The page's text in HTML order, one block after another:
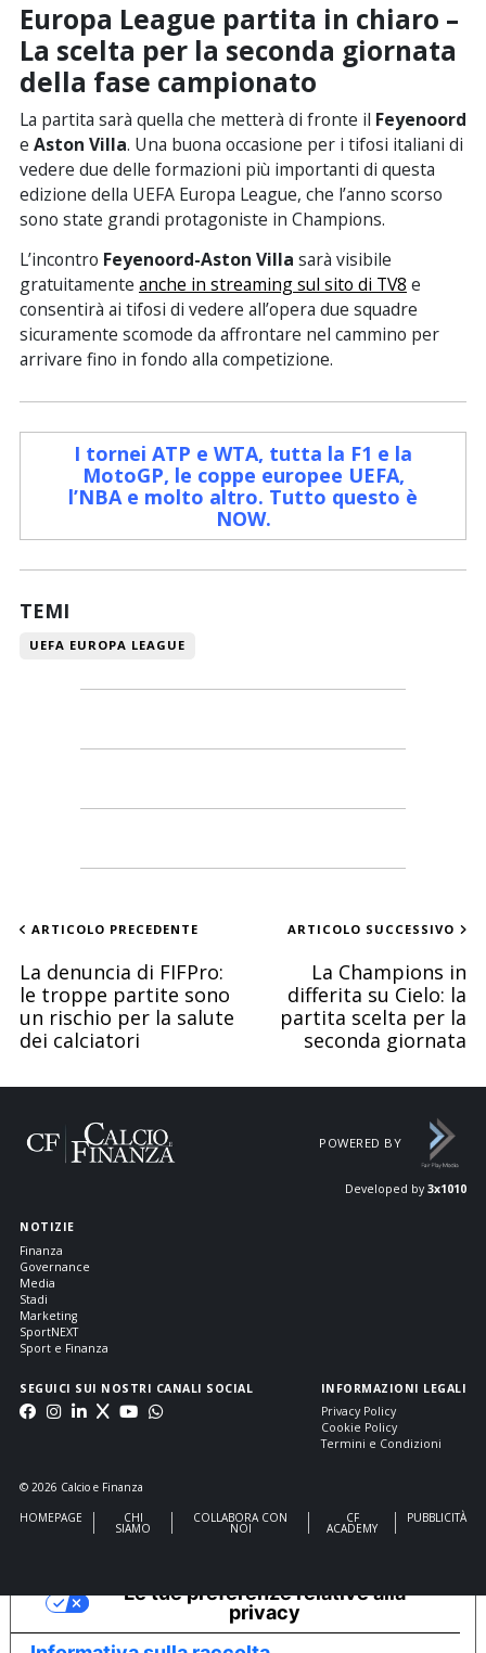
Europa League partita in chiaro –
La scelta per la seconda giornata
della fase campionato
La partita sarà quella che metterà di fronte il Feyenoord
e Aston Villa. Una buona occasione per i tifosi italiani di
vedere due delle formazioni più importanti di questa
edizione della UEFA Europa League, che l’anno scorso
sono state grandi protagoniste in Champions.
L’incontro Feyenoord-Aston Villa sarà visibile
gratuitamente anche in streaming sul sito di TV8 e
consentirà ai tifosi di vedere all’opera due squadre
sicuramente scomode da affrontare nel cammino per
arrivare fino in fondo alla competizione.
I tornei ATP e WTA, tutta la F1 e la
MotoGP, le coppe europee UEFA,
l’NBA e molto altro. Tutto questo è
NOW.
TEMI
UEFA EUROPA LEAGUE
ARTICOLO PRECEDENTE
La denuncia di FIFPro:
le troppe partite sono
un rischio per la salute
dei calciatori
ARTICOLO SUCCESSIVO
La Champions in
differita su Cielo: la
partita scelta per la
seconda giornata
POWERED BY
Developed by 3x1010
NOTIZIE
Finanza
Governance
Media
Stadi
Marketing
SportNEXT
Sport e Finanza
SEGUICI SUI NOSTRI CANALI SOCIAL
INFORMAZIONI LEGALI
Privacy Policy
Cookie Policy
Termini e Condizioni
© 2026 Calcio e Finanza
HOMEPAGE
CHI
SIAMO
COLLABORA CON
NOI
CF
ACADEMY
PUBBLICITÀ
Le tue preferenze relative alla
privacy